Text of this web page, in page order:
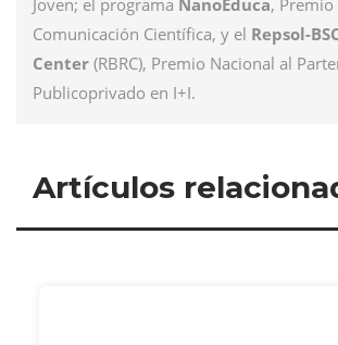
Joven; el programa NanoEduca,
Comunicación Científica, y el Repsol-
Center (RBRC), Premio Nacional al
Publicoprivado en I+I.
Artículos